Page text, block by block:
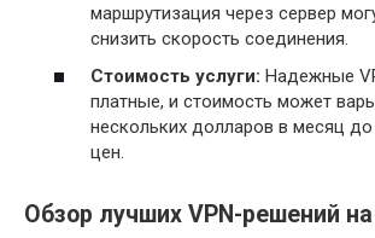
маршрутизация через сервер
снизить скорость соединения.
Стоимость услуги: Надежные
платные, и стоимость может
нескольких долларов в месяц
цен.
Обзор лучших VPN-решений